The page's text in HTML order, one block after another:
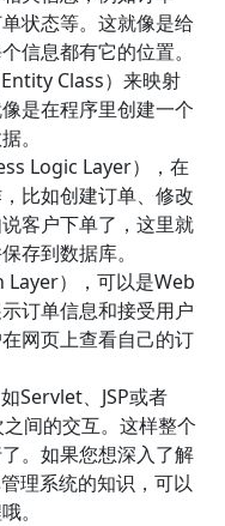
状态等。这就像是给
信息都有它的位置。
Class）来映射
是在程序里创建一个
。
Logic Layer），在
比如创建订单、修改
客户下单了，这里就
存到数据库。
），可以是Web
订单信息和接受用户
网页上查看自己的订
Servlet、JSP或者
间的交互。这样整个
。如果您想深入了解
理系统的知识，可以
。